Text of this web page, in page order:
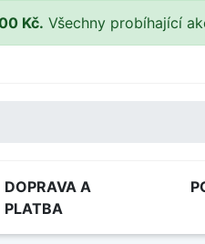
Kč. Všechny probíhající
DOPRAVA A
PLATBA